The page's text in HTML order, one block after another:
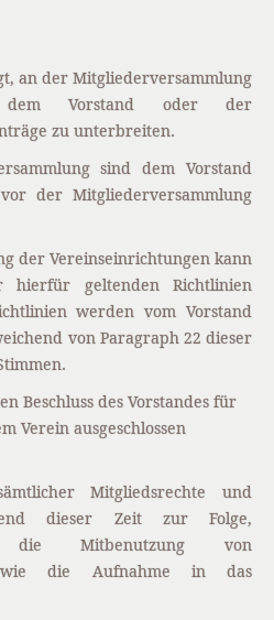
an der Mitgliederversammlung
dem Vorstand oder der
zu unterbreiten.
sind dem Vorstand
der Mitgliederversammlung
der Vereinseinrichtungen kann
geltenden Richtlinien
werden vom Vorstand
von Paragraph 22 dieser
Beschluss des Vorstandes für
Verein ausgeschlossen
Mitgliedsrechte und
dieser Zeit zur Folge,
die Mitbenutzung von
die Aufnahme in das